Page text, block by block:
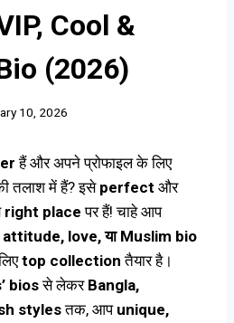
Cool &
(2026)
10, 2026
हैं और अपने प्रोफाइल के लिए
तलाश में हैं? इसे perfect और
right place पर हैं! चाहे आप
love, या Muslim bio
top collection तैयार है।
biosसे लेकर Bangla,
stylesतक, आप unique,